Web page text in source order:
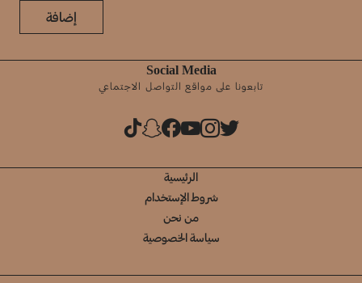
إضافة
Social Media
تابعونا على مواقع التواصل الاجتماعي
الرئيسية
شروط الإستخدام
من نحن
سياسة الخصوصية